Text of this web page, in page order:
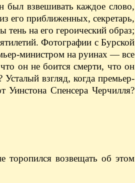
взвешивать каждое слово,
его приближенных, секретарь,
на его героический образ;
Фотографии с Бурской
министром на руинах — все
он не боится смерти, что он
Усталый взгляд, когда премьер-
Уинстона Спенсера Черчилля?
торопился возвещать об этом